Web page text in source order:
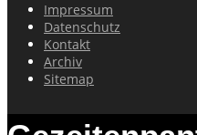
Impressum
Datenschutz
Kontakt
Archiv
Sitemap